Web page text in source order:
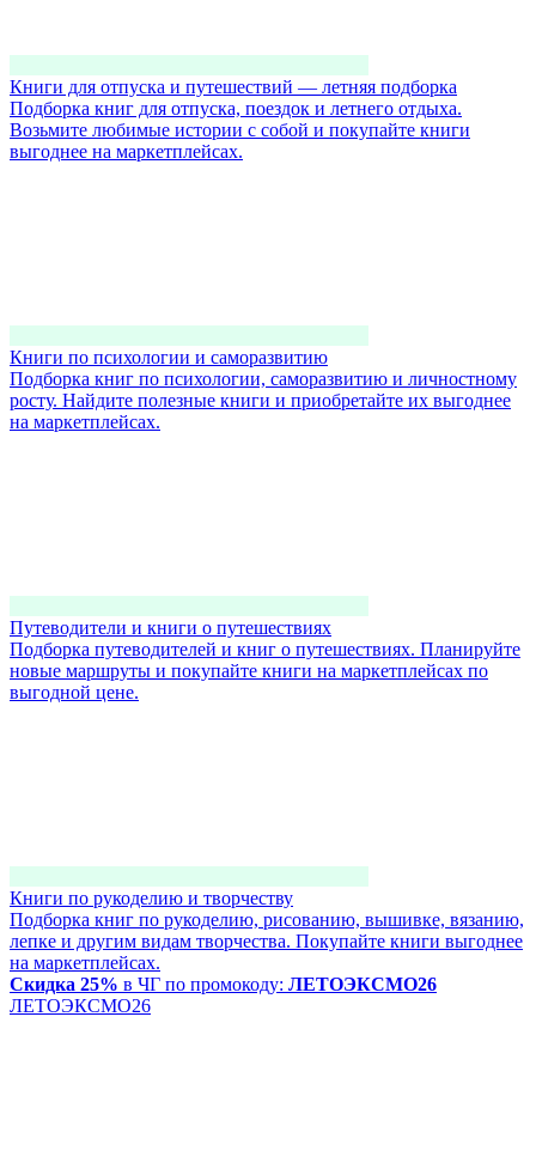
Книги для отпуска и путешествий — летняя подборка
Подборка книг для отпуска, поездок и летнего отдыха.
Возьмите любимые истории с собой и покупайте книги
выгоднее на маркетплейсах.
Книги по психологии и саморазвитию
Подборка книг по психологии, саморазвитию и личностному
росту. Найдите полезные книги и приобретайте их выгоднее
на маркетплейсах.
Путеводители и книги о путешествиях
Подборка путеводителей и книг о путешествиях. Планируйте
новые маршруты и покупайте книги на маркетплейсах по
выгодной цене.
Книги по рукоделию и творчеству
Подборка книг по рукоделию, рисованию, вышивке, вязанию,
лепке и другим видам творчества. Покупайте книги выгоднее
на маркетплейсах.
Скидка 25% в ЧГ по промокоду: ЛЕТОЭКСМО26
ЛЕТОЭКСМО26